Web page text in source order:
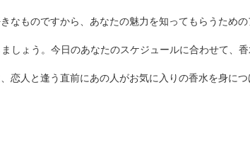
なものですから、あなたの魅力を知ってもらうため
ょう。今日のあなたのスケジュールに合わせて、香
恋人と逢う直前にあの人がお気に入りの香水を身に